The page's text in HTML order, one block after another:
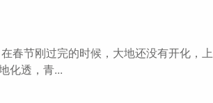
春节刚过完的时候，大地还没有开化，上
化透，青...